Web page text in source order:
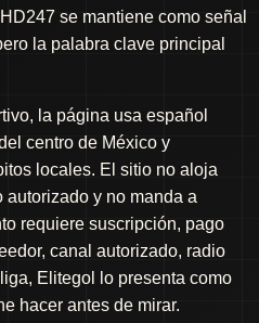
se mantiene como señal
la palabra clave principal
la página usa español
centro de México y
locales. El sitio no aloja
autorizado y no manda a
requiere suscripción, pago
canal autorizado, radio
Elitegol lo presenta como
hacer antes de mirar.